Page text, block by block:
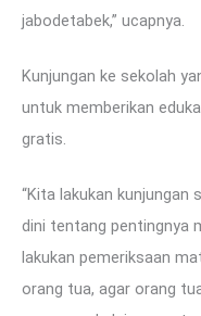
jabodetabek,” ucapnya.
Kunjungan ke sekolah
untuk memberikan
gratis.
“Kita lakukan kunjungan
dini tentang pentingnya
lakukan pemeriksaan
orang tua, agar orang